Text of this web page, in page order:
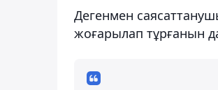
Дегенмен
жоғарылап тұрғанын